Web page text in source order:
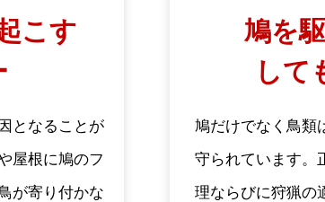
こす
となることが
屋根に鳩のフ
が寄り付かな
鳩を
して
鳩だけでなく鳥類
守られています。
理ならびに狩猟の